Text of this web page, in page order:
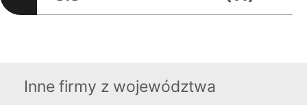
Inne firmy z województwa